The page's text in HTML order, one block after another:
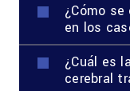
¿Cómo
en los
¿Cuál es
cerebral